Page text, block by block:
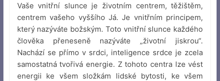
Vaše vnitřní slunce je životním centrem, těžištěm,
centrem vašeho vyššího Já. Je vnitřním principem,
který nazýváte božským. Toto vnitřní slunce každého
člověka přeneseně nazýváte „životní jiskrou“.
Nachází se přímo v srdci, inteligence srdce je zcela
samostatná tvořivá energie. Z tohoto centra lze vést
energii ke všem složkám lidské bytosti, ke všem